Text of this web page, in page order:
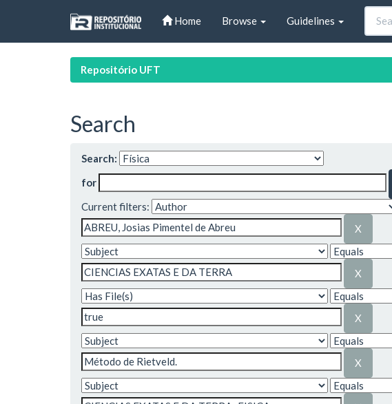
Home Browse Guidelines
Repositório UFT
Search
Search:
for
Current filters: